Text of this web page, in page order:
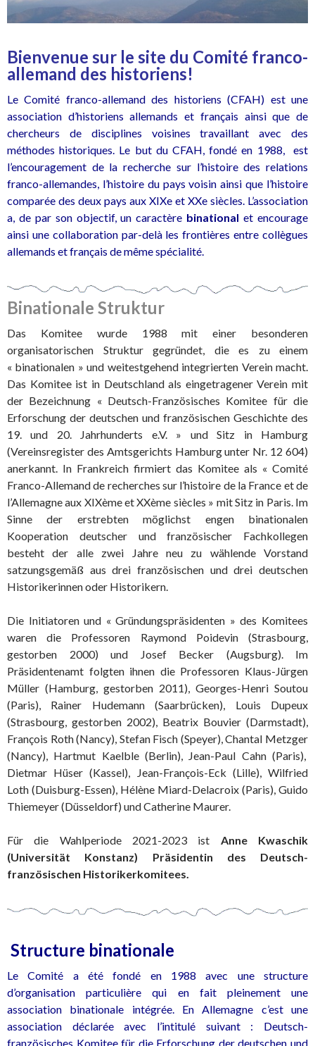
Bienvenue sur le site du Comité franco-
allemand des historiens!
Le Comité franco-allemand des historiens (CFAH) est une
association d’historiens allemands et français ainsi que de
chercheurs de disciplines voisines travaillant avec des
méthodes historiques. Le but du CFAH, fondé en 1988, est
l’encouragement de la recherche sur l’histoire des relations
franco-allemandes, l’histoire du pays voisin ainsi que l’histoire
comparée des deux pays aux XIXe et XXe siècles. L’association
a, de par son objectif,un caractère binationalet encourage
ainsi une collaboration par-delà les frontières entre collègues
allemands et français de même spécialité.
Binationale Struktur
Das Komitee wurde 1988 mit einer besonderen
organisatorischen Struktur gegründet, die es zu einem
« binationalen » und weitestgehend integrierten Verein macht.
Das Komitee ist in Deutschland als eingetragener Verein mit
der Bezeichnung « Deutsch-Französisches Komitee für die
Erforschung der deutschen und französischen Geschichte des
19. und 20. Jahrhunderts e.V. » und Sitz in Hamburg
(Vereinsregister des Amtsgerichts Hamburg unter Nr. 12 604)
anerkannt. In Frankreich firmiert das Komitee als « Comité
Franco-Allemand de recherches sur l’histoire de la France et de
l’Allemagne aux XIXème et XXème siècles » mit Sitz in Paris. Im
Sinne der erstrebten möglichst engen binationalen
Kooperation deutscher und französischer Fachkollegen
besteht der alle zwei Jahre neu zu wählende Vorstand
satzungsgemäß aus drei französischen und drei deutschen
Historikerinnen oder Historikern.
Die Initiatoren und « Gründungspräsidenten » des Komitees
waren die Professoren Raymond Poidevin (Strasbourg,
gestorben 2000) und Josef Becker (Augsburg). Im
Präsidentenamt folgten ihnen die Professoren Klaus-Jürgen
Müller (Hamburg, gestorben 2011), Georges-Henri Soutou
(Paris), Rainer Hudemann (Saarbrücken), Louis Dupeux
(Strasbourg, gestorben 2002), Beatrix Bouvier (Darmstadt),
François Roth (Nancy), Stefan Fisch (Speyer), Chantal Metzger
(Nancy), Hartmut Kaelble (Berlin), Jean-Paul Cahn (Paris),
Dietmar Hüser (Kassel), Jean-François-Eck (Lille), Wilfried
Loth (Duisburg-Essen), Hélène Miard-Delacroix (Paris), Guido
Thiemeyer (Düsseldorf) und Catherine Maurer.
Für die Wahlperiode 2021-2023 ist Anne Kwaschik
(Universität Konstanz) Präsidentin des Deutsch-
französischen Historikerkomitees.
Structure binationale
Le Comité a été fondé en 1988 avec une structure
d’organisation particulière qui en fait pleinement une
association binationale intégrée. En Allemagne c’est une
association déclarée avec l’intitulé suivant : Deutsch-
französisches Komitee für die Erforschung der deutschen und